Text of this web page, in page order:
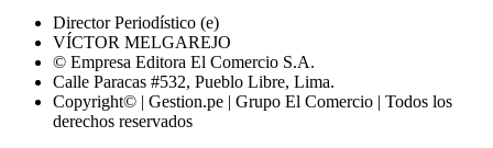
Director Periodístico (e)
VÍCTOR MELGAREJO
© Empresa Editora El Comercio S.A.
Calle Paracas #532, Pueblo Libre, Lima.
Copyright© | Gestion.pe | Grupo El Comercio | Todos los
derechos reservados